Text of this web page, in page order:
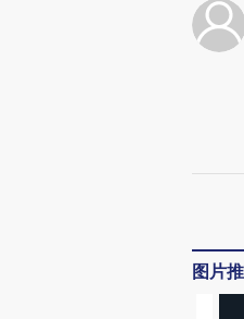
图片